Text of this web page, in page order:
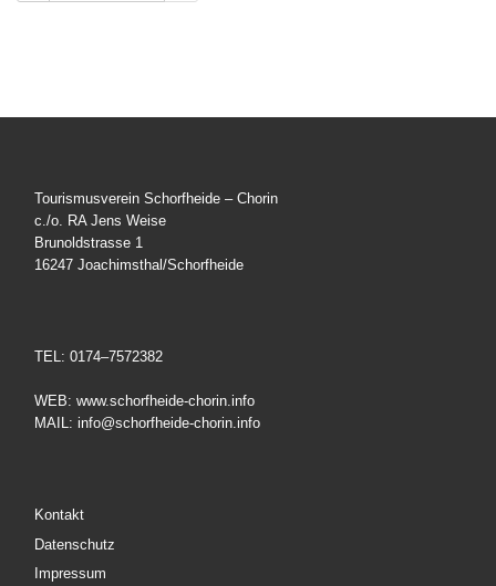
Tourismusverein Schorfheide – Chorin
c./o. RA Jens Weise
Brunoldstrasse 1
16247 Joachimsthal/Schorfheide
TEL: 0174–7572382
WEB: www.schorfheide-chorin.info
MAIL: info@schorfheide-chorin.info
Kontakt
Datenschutz
Impressum